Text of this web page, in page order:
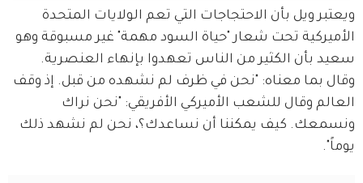
ويعتبر ويل بأن الاحتجاجات التي تعم الولايات المتحدة
الأميركية تحت شعار "حياة السود مهمة" غير مسبوقة وهو
سعيد بأن الكثير من الناس تعهدوا بإنهاء العنصرية.
وقال بما معناه: "نحن في ظرف لم نشهده من قبل. إذ وقف
العالم وقال للشعب الأميركي الأفريقي: "نحن نراك
ونسمعك. كيف يمكننا أن نساعدك؟، نحن لم نشهد ذلك
يوماً".